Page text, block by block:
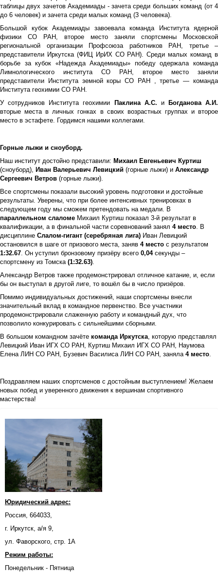
таблицы двух зачетов Академиады - зачета среди больших команд (от 4
до 6 человек) и зачета среди малых команд (3 человека).
Большой кубок Академиады завоевала команда Института ядерной
физики СО РАН, второе место заняли спортсмены Московской
региональной организации Профсоюза работников РАН, третье –
представители Иркутска (ФИЦ ИрИХ СО РАН). Среди малых команд в
борьбе за кубок «Надежда Академиады» победу одержала команда
Лимнологического института СО РАН, второе место заняли
представители Института земной коры СО РАН , третье — команда
Института геохимии СО РАН.
У сотрудников Института геохимии
Паклина А.С. и
Богданова А.И.
вторые места в личных гонках в своих возрастных группах и второе
место в эстафете. Гордимся нашими коллегами.
Горные лыжи и сноуборд.
Наш институт достойно представили: Михаил Евгеньевич Куртиш
(сноуборд), Иван Валерьевич Левицкий (горные лыжи) и Александр
Сергеевич Ветров (горные лыжи).
Все спортсмены показали высокий уровень подготовки и достойные
результаты. Уверены, что при более интенсивных тренировках в
следующем году мы сможем претендовать на медали. В
параллельном слаломе Михаил Куртиш показал 3-й результат в
квалификации, а в финальной части соревнований занял 4 место. В
дисциплине Слалом-гигант (серебряная лига) Иван Левицкий
остановился в шаге от призового места, заняв 4 место с результатом
1:32.67. Он уступил бронзовому призёру всего 0,04секунды –
спортсмену из Томска (1:32.63).
Александр Ветров также продемонстрировал отличное катание, и, если
бы он выступал в другой лиге, то вошёл бы в число призёров.
Помимо индивидуальных достижений, наши спортсмены внесли
значительный вклад в командное первенство. Все участники
продемонстрировали слаженную работу и командный дух, что
позволило конкурировать с сильнейшими сборными.
В большом командном зачёте команда Иркутска, которую представлял
Левицкий Иван ИГХ СО РАН, Куртиш Михаил ИГХ СО РАН, Наумова
Елена ЛИН СО РАН, Бузевич Василиса ЛИН СО РАН, заняла 4 место.
Поздравляем наших спортсменов с достойным выступлением! Желаем
новых побед и уверенного движения к вершинам спортивного
мастерства!
Юридический адрес:
Россия, 664033,
г. Иркутск, а/я 9,
ул. Фаворского, стр. 1А
Режим работы:
Понедельник - Пятница